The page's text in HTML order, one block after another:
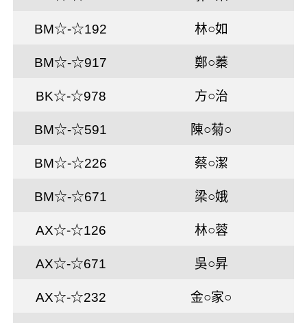
BM☆-☆192 林○如
BM☆-☆917 鄭○蓁
BK☆-☆978 方○治
BM☆-☆591 陳○菊○
BM☆-☆226 蔡○潔
BM☆-☆671 梁○娥
AX☆-☆126 林○蓉
AX☆-☆671 吳○昇
AX☆-☆232 金○家○